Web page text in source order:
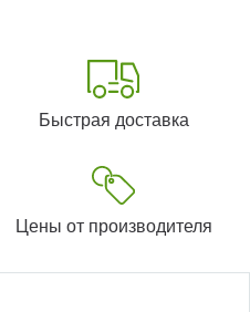
Быстрая доставка
Цены от производителя